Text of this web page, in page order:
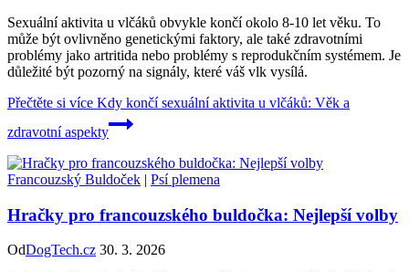
Sexuální aktivita u vlčáků obvykle končí okolo 8-10 let věku. To
může být ovlivněno genetickými faktory, ale také zdravotními
problémy jako artritida nebo problémy s reprodukčním systémem. Je
důležité být pozorný na signály, které váš vlk vysílá.
Přečtěte si více Kdy končí sexuální aktivita u vlčáků: Věk a
zdravotní aspekty
Francouzský Buldoček | Psí plemena
Hračky pro francouzského buldočka: Nejlepší volby
OdDogTech.cz 30. 3. 2026